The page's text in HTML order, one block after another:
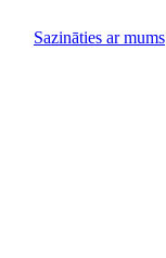
Sazināties ar mums